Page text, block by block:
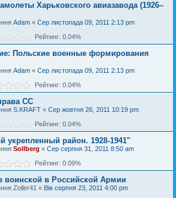
Харьковского авиазавода (1926–
Adam « Сер листопада 09, 2011 2:13 pm
Рейтинг: 0.04%
Польские военные формирования
Adam « Сер листопада 09, 2011 2:13 pm
Рейтинг: 0.04%
СС
S.KRAFT « Сер жовтня 26, 2011 10:19 pm
Рейтинг: 0.04%
укрепленный район. 1928-1941"
Sollberg « Сер серпня 31, 2011 8:50 am
Рейтинг: 0.09%
воинской в Российской Армии
Zoller41 « Вів серпня 23, 2011 4:00 pm